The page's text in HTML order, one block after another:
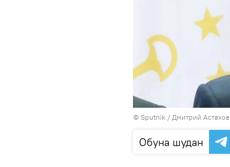
© Sputnik / Дмитрий Астахов
Обуна шудан